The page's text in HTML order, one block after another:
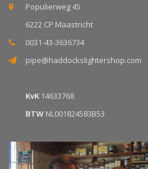
Populierweg 45
6222 CP Maastricht
0031-43-3636734
pipe@haddockslightershop.com
KvK 14633768
BTW NL001824583B53